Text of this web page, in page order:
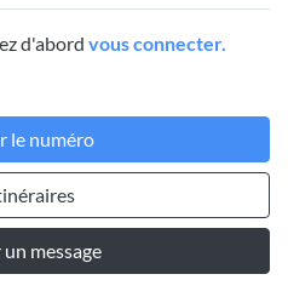
d'abord vous connecter.
le numéro
message